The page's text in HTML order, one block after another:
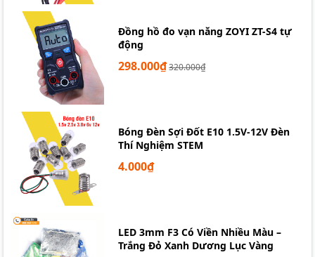
Màn Hình LCD OLED 0.96 inch I2C
Ứng dụng
Hiển thị dữ liệu cảm biến (nhiệt độ, độ ẩm, khí
gas,...).
Giao diện hiển thị cho thiết bị nhúng.
Đồng hồ điện tử, máy đo, hiển thị trạng thái hệ
thống.
Dự án học tập Arduino, ESP8266, ESP32, STM32,...
Đồng hồ đo vạn năng ZOYI ZT-S4 tự
động
298.000₫320.000₫
Bóng Đèn Sợi Đốt E10 1.5V-12V Đèn
Thí Nghiệm STEM
4.000₫
LED 3mm F3 Có Viền Nhiều Màu –
Trắng Đỏ Xanh Dương Lục Vàng